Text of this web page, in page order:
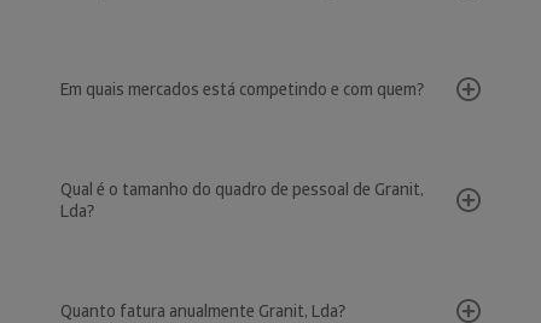
Em quais mercados está competindo e com quem?
Qual é o tamanho do quadro de pessoal de Granit,
Lda?
Quanto fatura anualmente Granit, Lda?